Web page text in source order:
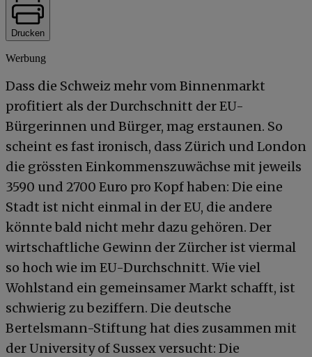
Drucken
Werbung
Dass die Schweiz mehr vom Binnenmarkt
profitiert als der Durchschnitt der EU-
Bürgerinnen und Bürger, mag erstaunen. So
scheint es fast ironisch, dass Zürich und London
die grössten Einkommenszuwächse mit jeweils
3590 und 2700 Euro pro Kopf haben: Die eine
Stadt ist nicht einmal in der EU, die andere
könnte bald nicht mehr dazu gehören. Der
wirtschaftliche Gewinn der Zürcher ist viermal
so hoch wie im EU-Durchschnitt. Wie viel
Wohlstand ein gemeinsamer Markt schafft, ist
schwierig zu beziffern. Die deutsche
Bertelsmann-Stiftung hat dies zusammen mit
der University of Sussex versucht: Die